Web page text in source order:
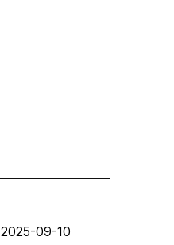
2025-09-10